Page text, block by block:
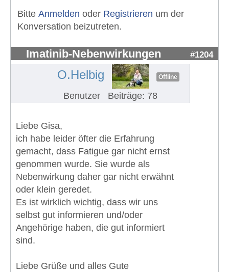
Bitte Anmelden oder Registrieren um der
Konversation beizutreten.
Imatinib-Nebenwirkungen #1204
O.Helbig Offline
Benutzer Beiträge: 78
Liebe Gisa,
ich habe leider öfter die Erfahrung
gemacht, dass Fatigue gar nicht ernst
genommen wurde. Sie wurde als
Nebenwirkung daher gar nicht erwähnt
oder klein geredet.
Es ist wirklich wichtig, dass wir uns
selbst gut informieren und/oder
Angehörige haben, die gut informiert
sind.
Liebe Grüße und alles Gute